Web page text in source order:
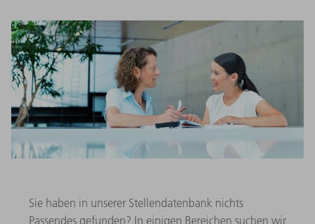
Sie haben in unserer Stellendatenbank nichts
Passendes gefunden? In einigen Bereichen suchen wir